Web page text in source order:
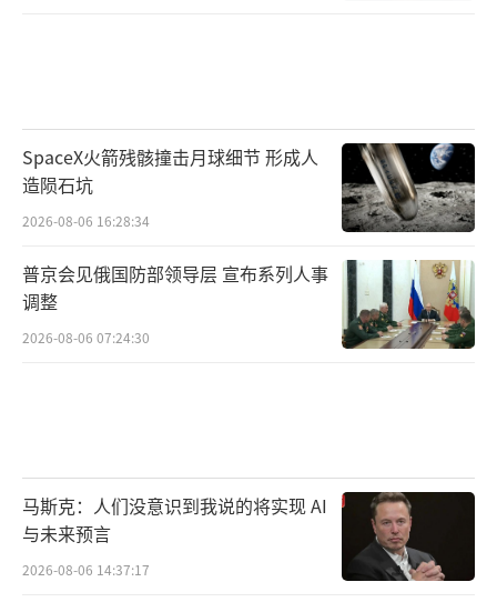
SpaceX火箭残骸撞击月球细节 形成人
造陨石坑
2026-08-06 16:28:34
普京会见俄国防部领导层 宣布系列人事
调整
2026-08-06 07:24:30
马斯克：人们没意识到我说的将实现 AI
与未来预言
2026-08-06 14:37:17